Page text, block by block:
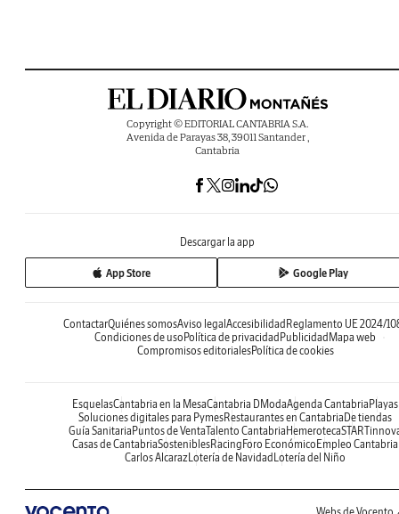
Copyright © EDITORIAL CANTABRIA S.A.
Avenida de Parayas 38, 39011 Santander ,
Cantabria
Descargar la app
App Store Google Play
ContactarQuiénes somosAviso legal Accesibilidad Reglamento UE 2024/
Condiciones de uso Política de privacidad Publicidad Mapa web
Compromisos editorialesPolítica de cookies
EsquelasCantabria en la MesaCantabria DModaAgenda Cantabria Playas
Soluciones digitales para PymesRestaurantes en Cantabria De tiendas
Guía Sanitaria Puntos de VentaTalento Cantabria Hemeroteca
Casas de CantabriaSosteniblesRacing Foro Económico Empleo Cantabria
Carlos AlcarazLotería de Navidad Lotería del Niño